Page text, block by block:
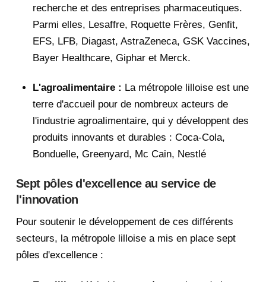
recherche et des entreprises pharmaceutiques.
Parmi elles, Lesaffre, Roquette Frères, Genfit,
EFS, LFB, Diagast, AstraZeneca, GSK Vaccines,
Bayer Healthcare, Giphar et Merck.
L'agroalimentaire : La métropole lilloise est une
terre d'accueil pour de nombreux acteurs de
l'industrie agroalimentaire, qui y développent des
produits innovants et durables : Coca-Cola,
Bonduelle, Greenyard, Mc Cain, Nestlé
Sept pôles d'excellence au service de
l'innovation
Pour soutenir le développement de ces différents
secteurs, la métropole lilloise a mis en place sept
pôles d'excellence :